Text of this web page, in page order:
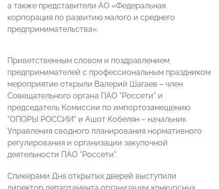
а также представители АО «Федеральная
корпорация по развитию малого и среднего
предпринимательства».
Приветственным словом и поздравлением
предпринимателей с профессиональным праздником
мероприятие открыли Валерий Шагаев – член
Совещательного органа ПАО "Россети" и
председатель Комиссии по импортозамещению
"ОПОРЫ РОССИИ" и Ашот Кобелян ­– начальник
Управления сводного планирования нормативного
регулирования и организации закупочной
деятельности ПАО "Россети".
Спикерами Дня открытых дверей выступили